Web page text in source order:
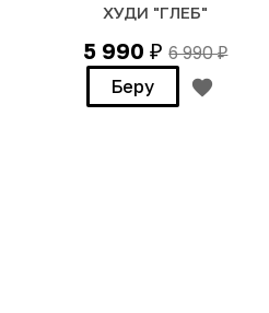
ХУДИ "ГЛЕБ"
5 990₽ 6 990₽
Беру